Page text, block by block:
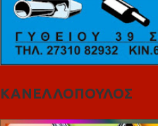
ΚΑΝΕΛΛΟΠΟΥΛΟΣ